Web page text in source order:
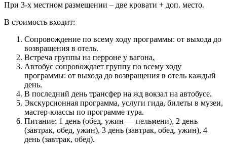
При 3-х местном размещении – две кровати + доп. место.
В стоимость входит:
Сопровождение по всему ходу программы: от выхода до
возвращения в отель.
Встреча группы на перроне у вагона.
Автобус сопровождает группу по всему ходу
программы: от выхода до возвращения в отель каждый
день.
В последний день трансфер на жд вокзал на автобусе.
Экскурсионная программа, услуги гида, билеты в музеи,
мастер-классы по программе тура.
Питание: 1 день (обед, ужин — пельмени), 2 день
(завтрак, обед, ужин), 3 день (завтрак, обед, ужин), 4
день (завтрак, обед).